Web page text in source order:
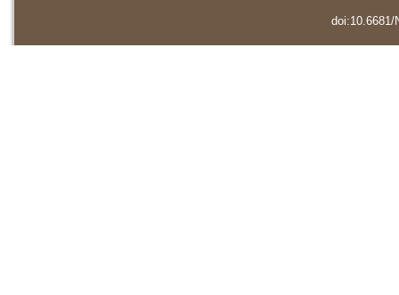
doi:10.6681/